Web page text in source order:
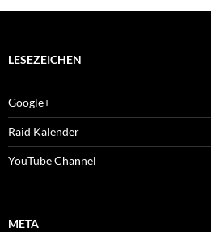
LESEZEICHEN
Google+
Raid Kalender
YouTube Channel
META